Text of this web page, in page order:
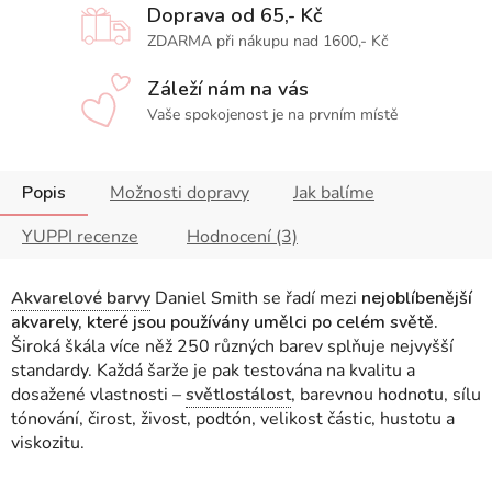
Doprava od 65,- Kč
ZDARMA při nákupu nad 1600,- Kč
Záleží nám na vás
Vaše spokojenost je na prvním místě
Popis Možnosti dopravy
Jak balíme
YUPPI recenze
Hodnocení (3)
Akvarelové barvy Daniel Smith se řadí mezi nejoblíbenější
akvarely, které jsou používány umělci po celém světě.
Široká škála více něž 250 různých barev splňuje nejvyšší
standardy. Každá šarže je pak testována na kvalitu a
dosažené vlastnosti –světlostálost, barevnou hodnotu, sílu
tónování, čirost, živost, podtón, velikost částic, hustotu a
viskozitu.